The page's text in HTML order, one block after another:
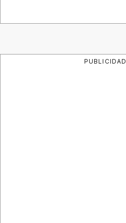
PUBLICIDAD